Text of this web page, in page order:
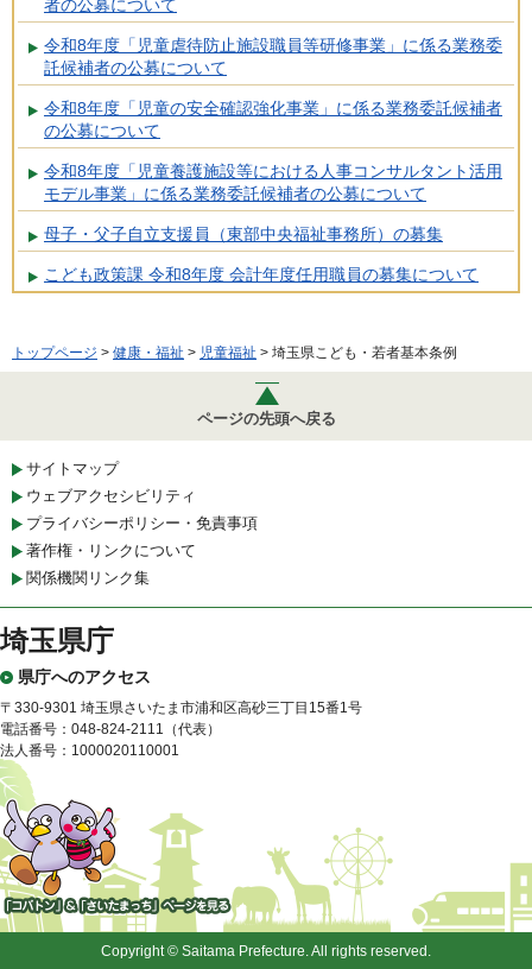
者の公募について
令和8年度「児童虐待防止施設職員等研修事業」に係る業務委
託候補者の公募について
令和8年度「児童の安全確認強化事業」に係る業務委託候補者
の公募について
令和8年度「児童養護施設等における人事コンサルタント活用
モデル事業」に係る業務委託候補者の公募について
母子・父子自立支援員（東部中央福祉事務所）の募集
こども政策課 令和8年度 会計年度任用職員の募集について
トップページ > 健康・福祉 > 児童福祉 > 埼玉県こども・若者基本条例
ページの先頭へ戻る
サイトマップ
ウェブアクセシビリティ
プライバシーポリシー・免責事項
著作権・リンクについて
関係機関リンク集
埼玉県庁
県庁へのアクセス
〒330-9301 埼玉県さいたま市浦和区高砂三丁目15番1号
電話番号：048-824-2111（代表）
法人番号：1000020110001
「コバトン」&「さいたまっ
Copyright © Saitama Prefecture. All rights reserved.